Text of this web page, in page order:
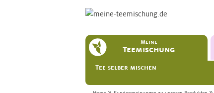
Meine
Teemischung
Tee selber mischen